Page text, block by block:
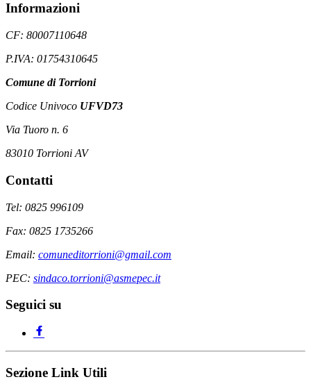
Informazioni
CF: 80007110648
P.IVA: 01754310645
Comune di Torrioni
Codice Univoco UFVD73
Via Tuoro n. 6
83010 Torrioni AV
Contatti
Tel: 0825 996109
Fax: 0825 1735266
Email: comuneditorrioni@gmail.com
PEC: sindaco.torrioni@asmepec.it
Seguici su
Sezione Link Utili